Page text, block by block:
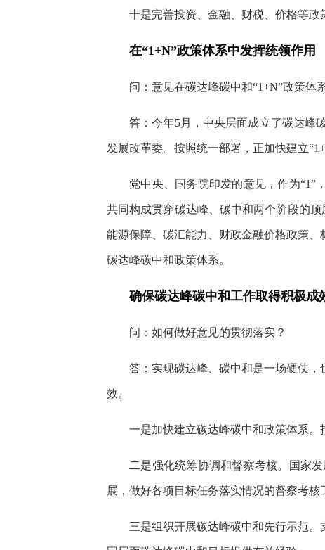
十是完善投资、金融、财税、价格等政
在“1+N”政策体系中发挥统领作用
问：意见在碳达峰碳中和“1+N”政策体
答：今年5月，中央层面成立了碳达峰
发展改革委。按照统一部署，正加快建立
党中央、国务院印发的意见，作为“1”
共同构成贯穿碳达峰、碳中和两个阶段的
能源保障、碳汇能力、财政金融价格政策
碳达峰碳中和政策体系。
确保碳达峰碳中和工作取得积极成
问：如何做好意见的贯彻落实？
答：实现碳达峰、碳中和是一场硬仗
效。
一是加快建立碳达峰碳中和政策体系。
二是强化统筹协调和督察考核。国家
展，做好各项目标任务落实情况的督察考核
三是组织开展碳达峰碳中和先行示范